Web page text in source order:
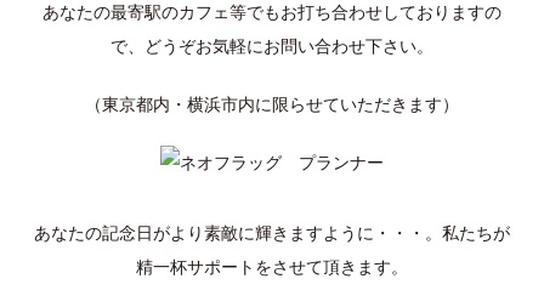
あなたの最寄駅のカフェ等でもお打ち合わせしておりますの
で、どうぞお気軽にお問い合わせ下さい。
（東京都内・横浜市内に限らせていただきます）
あなたの記念日がより素敵に輝きますように・・・。私たちが
精一杯サポートをさせて頂きます。